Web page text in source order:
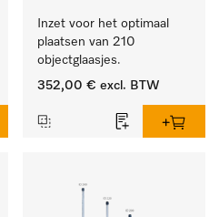
Inzet voor het optimaal
plaatsen van 210
objectglaasjes.
352,00 € excl. BTW